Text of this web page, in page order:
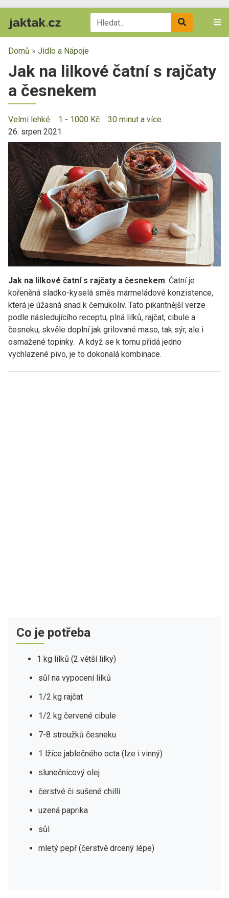
Domů » Jídlo a Nápoje
Jak na lilkové čatní s rajčaty
a česnekem
Velmi lehké 1 - 1000 Kč
30 minut a více
26. srpen 2021
Jak na lilkové čatní s rajčaty a česnekem. Čatní je
kořeněná sladko-kyselá směs marmeládové konzistence,
která je úžasná snad k čemukoliv. Tato pikantnější verze
podle následujícího receptu, plná lilků, rajčat, cibule a
česneku, skvěle doplní jak grilované maso, tak sýr, ale i
osmažené topinky. A když se k tomu přidá jedno
vychlazené pivo, je to dokonalá kombinace.
Co je potřeba
1 kg lilků (2 větší lilky)
sůl na vypocení lilků
1/2 kg rajčat
1/2 kg červené cibule
7-8 stroužků česneku
1 lžíce jablečného octa (lze i vinný)
slunečnicový olej
čerstvé či sušené chilli
uzená paprika
sůl
mletý pepř (čerstvě drcený lépe)